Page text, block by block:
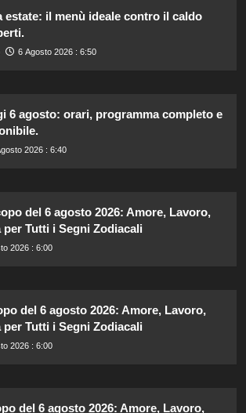
estate: il menù ideale contro il caldo
6 Agosto 2026 : 6:50
6 agosto: orari, programma completo e
2026 : 6:40
del 6 agosto 2026: Amore, Lavoro,
Tutti i Segni Zodiacali
2026 : 6:00
del 6 agosto 2026: Amore, Lavoro,
Tutti i Segni Zodiacali
2026 : 6:00
del 6 agosto 2026: Amore, Lavoro,